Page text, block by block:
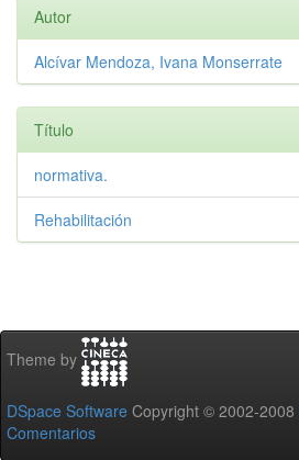
Autor
Alcívar Mendoza, Ivana Monserrate
Título
normativa.
Rehabilitación
Theme by
DSpace Software Copyright © 2002-2008
Comentarios